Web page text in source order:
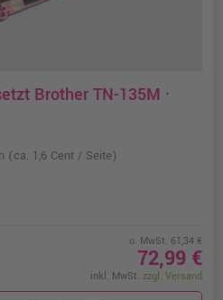
Brother TN-135M ·
(ca. 1,6 Cent / Seite)
o. MwSt. 61,34 €
72,99 €
inkl. MwSt. zzgl. Versand